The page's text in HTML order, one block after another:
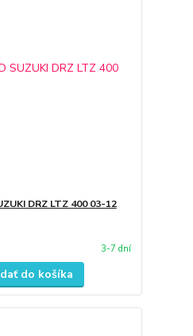
DRZ LTZ 400 03-12
3-7 dní
do košíka